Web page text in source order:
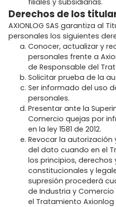
Derechos de los
AXIONLOG SAS garantiza al
personales los siguientes
Conocer, actualizar y
personales frente a
de Responsable del
Solicitar prueba de la
Ser informado del uso
personales.
Presentar ante la
Comercio quejas por
en la ley 1581 de 2012.
Revocar la
del dato cuando en el
los principios, derechos
constitucionales y
supresión procederá
de Industria y
el Tratamiento Axionlog